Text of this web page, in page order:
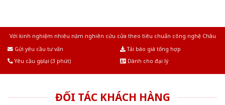
Với kinh nghiệm nhiêu năm nghiên cứu cửa theo tiêu chuẩn công nghệ Châu
Gửi yêu cầu tư vấn
Tải báo giá tổng hợp
Yêu cầu gọi lại (3 phút)
Dành cho đại lý
ĐỐI TÁC KHÁCH HÀNG